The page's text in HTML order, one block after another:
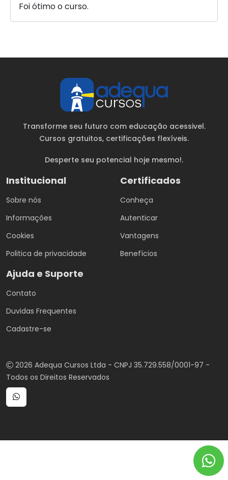
Foi ótimo o curso.
Transforme seu futuro com educação acessivel.
Cursos gratuitos, certificações flexíveis.
Desperte seu potencial hoje mesmo!.
Institucional
Sobre nós
Informações
Cookies
Politica de privacidade
Certificados
Conheça
Autenticar
Vantagens
Benefícios
Ajuda e Suporte
Contato
Duvidas Frequentes
Cadastre-se
2026 Adequa Cursos Ltda - CNPJ 35.729.558/0001-97 -
Todos os Direitos Reservados